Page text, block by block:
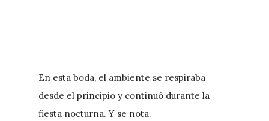
En esta boda, el ambiente se respiraba
desde el principio y continuó durante la
fiesta nocturna. Y se nota.